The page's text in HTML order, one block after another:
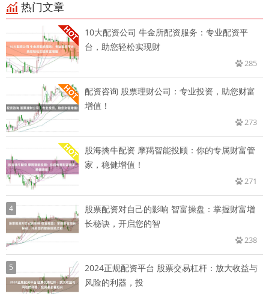
热门文章
10大配资公司 牛金所配资服务：专业配资平
台，助您轻松实现财
285
配资咨询 股票理财公司：专业投资，助您财富
增值！
273
股海擒牛配资 摩羯智能投顾：你的专属财富管
家，稳健增值！
271
4
股票配资对自己的影响 智富操盘：掌握财富增
长秘诀，开启您的智
238
5
2024正规配资平台 股票交易杠杆：放大收益与
风险的利器，投